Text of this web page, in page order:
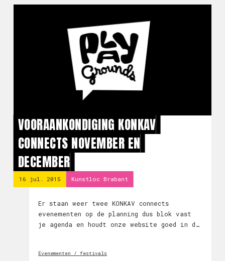
VOORAANKONDIGING KONKAV
CONNECTS NOVEMBER EN
DECEMBER
16 jul. 2015 Kunstloc Brabant
Er staan weer twee KONKAV connects
evenementen op de planning dus blok vast
je agenda en houdt onze website goed in de
Evenementen / festivals